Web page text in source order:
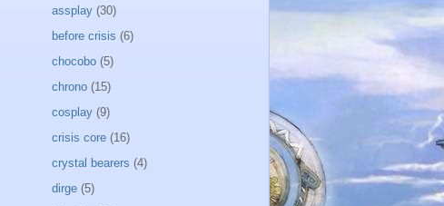
assplay (30)
before crisis (6)
chocobo (5)
chrono (15)
cosplay (9)
crisis core (16)
crystal bearers (4)
dirge (5)